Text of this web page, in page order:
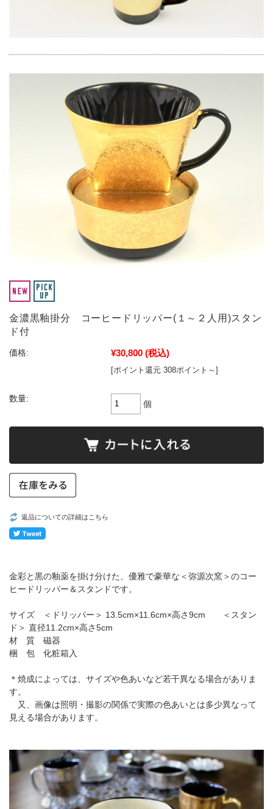
金濃黒釉掛分 コーヒードリッパー(１～２人用)スタン
ド付
価格: ¥30,800 (税込)
[ポイント還元 308ポイント～]
数量:
個
返品についての詳細はこちら
金彩と黒の釉薬を掛け分けた、優雅で豪華な＜弥源次窯＞のコー
ヒードリッパー＆スタンドです。
サイズ ＜ドリッパー＞ 13.5cm×11.6cm×高さ9cm ＜スタン
ド＞ 直径11.2cm×高さ5cm
材 質 磁器
梱 包 化粧箱入
＊焼成によっては、サイズや色あいなど若干異なる場合がありま
す。
又、画像は照明・撮影の関係で実際の色あいとは多少異なって
見える場合があります。